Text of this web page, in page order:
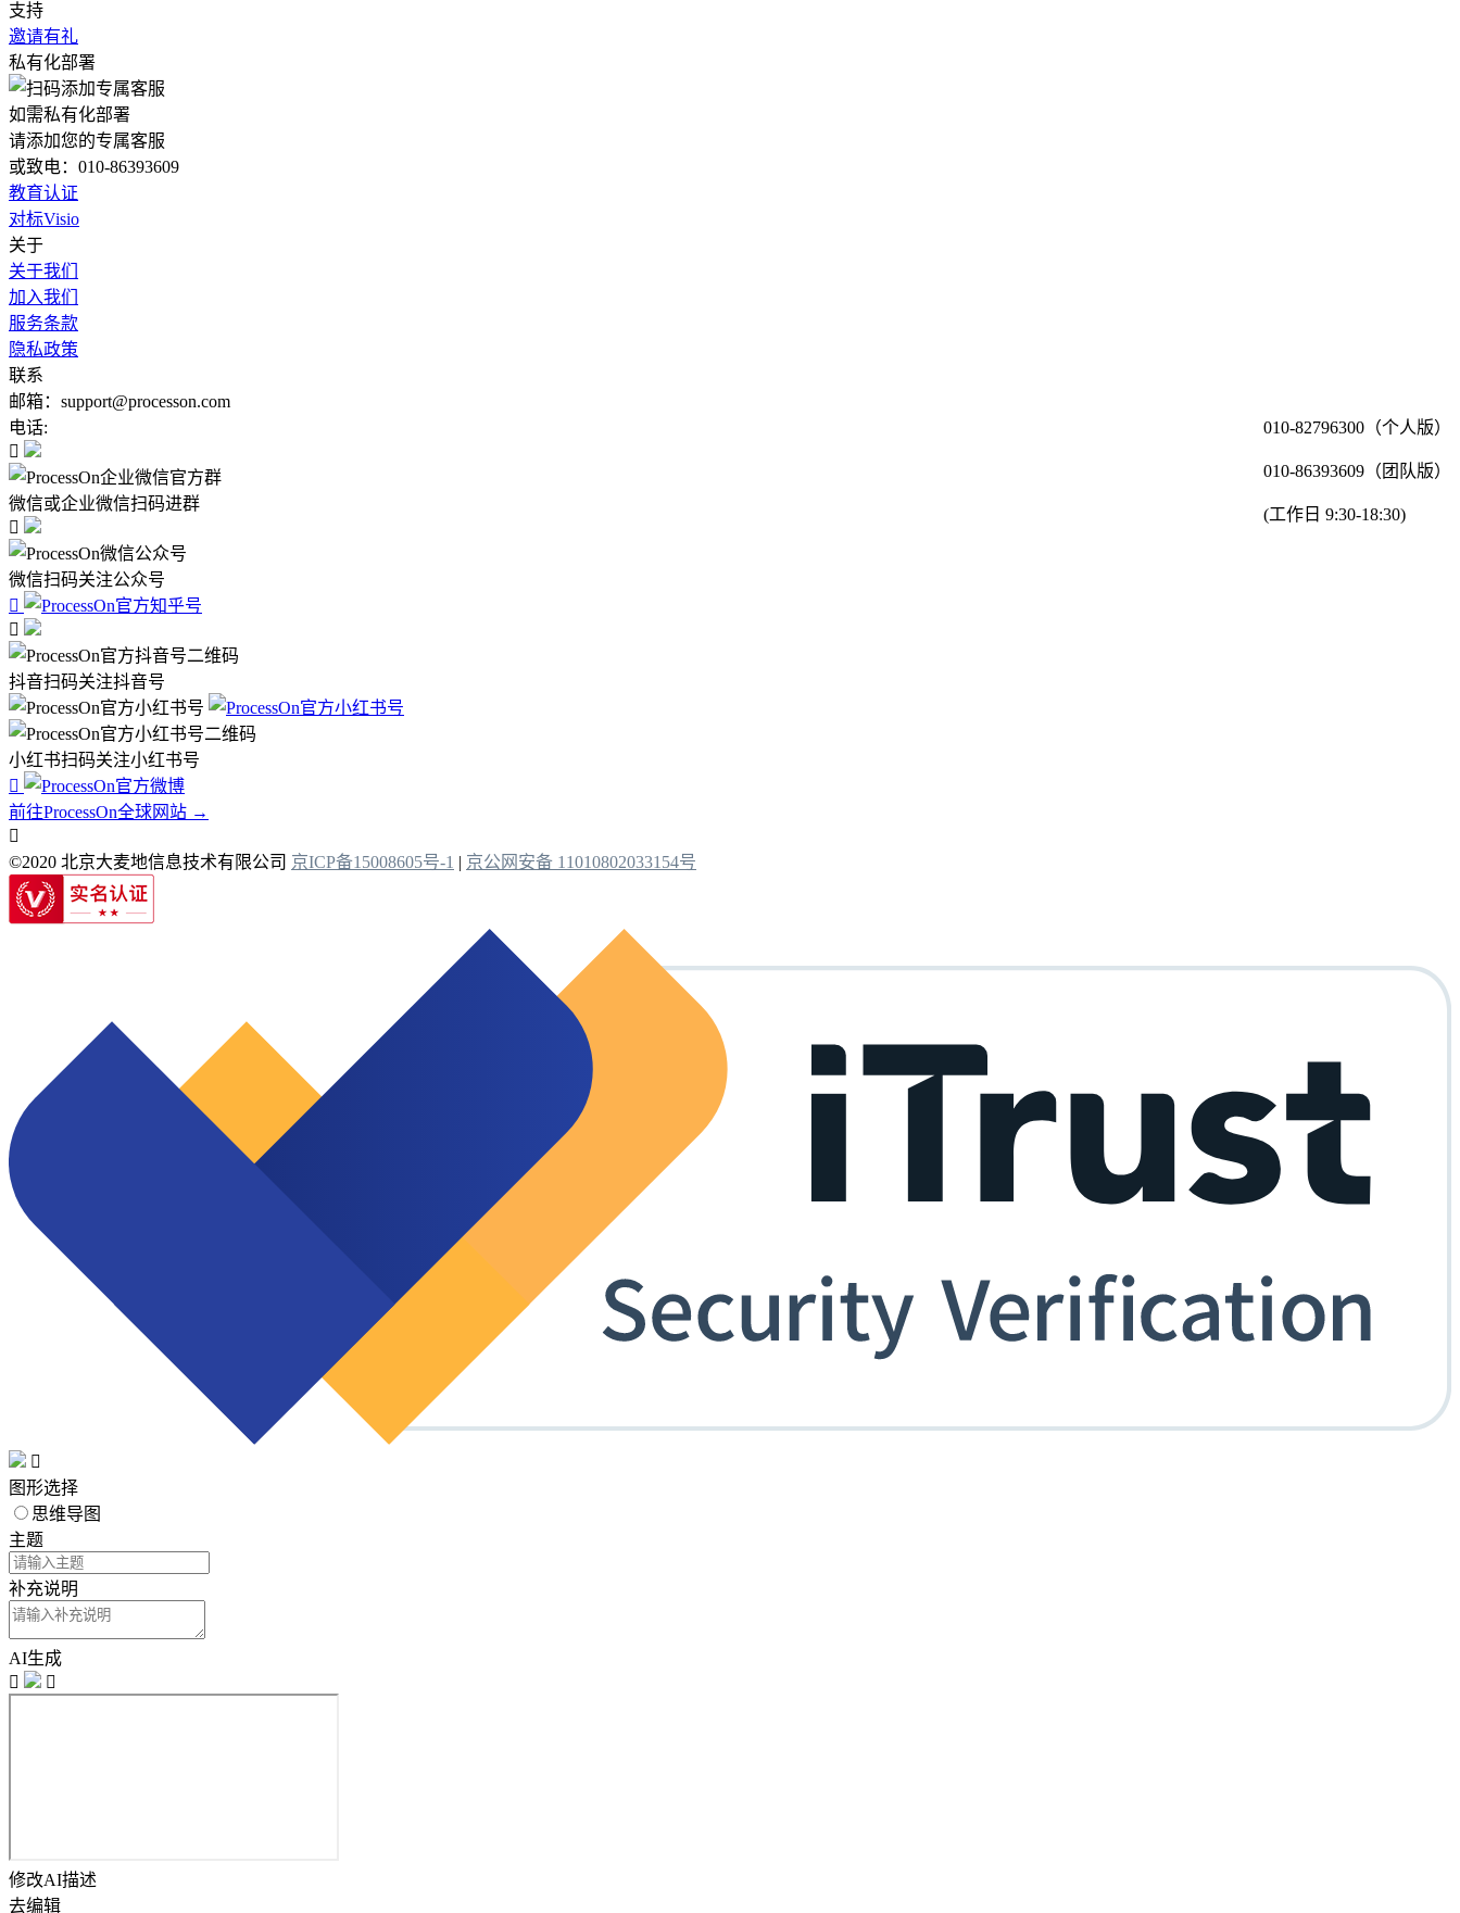
支持
邀请有礼
私有化部署
如需私有化部署
请添加您的专属客服
或致电：010-86393609
教育认证
对标Visio
关于
关于我们
加入我们
服务条款
隐私政策
联系
邮箱：support@processon.com
电话:
010-82796300（个人版）
010-86393609（团队版）
(工作日 9:30-18:30)

微信或企业微信扫码进群

微信扫码关注公众号


抖音扫码关注抖音号
小红书扫码关注小红书号

前往ProcessOn全球网站 →

©2020 北京大麦地信息技术有限公司 京ICP备15008605号-1 | 京公网安备 11010802033154号

图形选择
思维导图
主题
补充说明
AI生成


修改AI描述
去编辑